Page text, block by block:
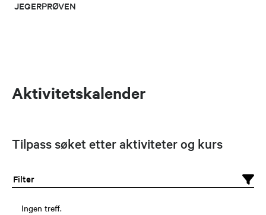
JEGERPRØVEN
Aktivitetskalender
Tilpass søket etter aktiviteter og kurs
Filter
Ingen treff.